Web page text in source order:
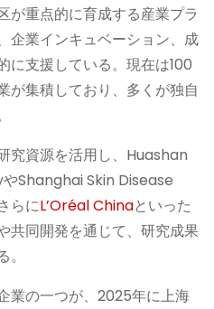
が重点的に育成する産業プラ
企業インキュベーション、成
に支援している。現在は100
が集積しており、多くが独自
究資源を活用し、Huashan
Shanghai Skin Disease
らにL’Oréal Chinaといった
共同開発を通じて、研究成果
業の一つが、2025年に上海